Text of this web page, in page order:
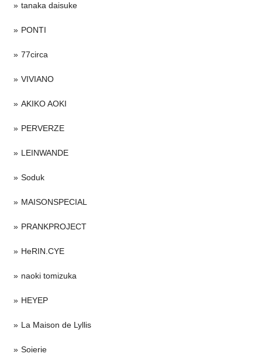
tanaka daisuke
PONTI
77circa
VIVIANO
AKIKO AOKI
PERVERZE
LEINWANDE
Soduk
MAISONSPECIAL
PRANKPROJECT
HeRIN.CYE
naoki tomizuka
HEYEP
La Maison de Lyllis
Soierie